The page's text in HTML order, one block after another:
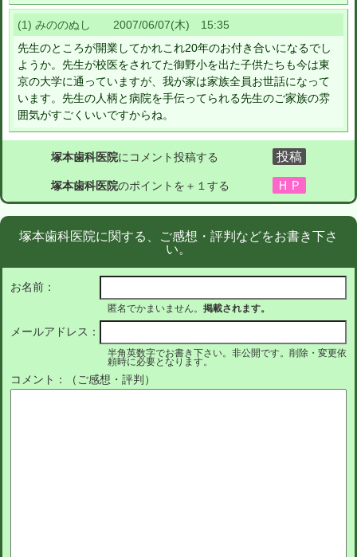
(1) みののぬし 2007/06/07(木) 15:35
先生のところが開業してかれこれ20年のお付き合いになるでし
ようか。先生が校医をされてた御野小を出た子供たちも今は東
京の大学に通っていますが、我が家は家族全員お世話になって
います。先生の人柄と病院を手伝ってられる先生のご家族の雰
囲気がすごくいいですからね。
塚本歯科医院にコメント投稿する
塚本歯科医院のポイントを＋１する
塚本歯科医院に関する、ご感想・評判などをお書き下さ
い。
お名前：
匿名でかまいません。 掲載されます。
メールアドレス：
半角英数字でお書き下さい。非公開です。削除・変更依
頼時に必要となります。
コメント：（ご感想・評判）